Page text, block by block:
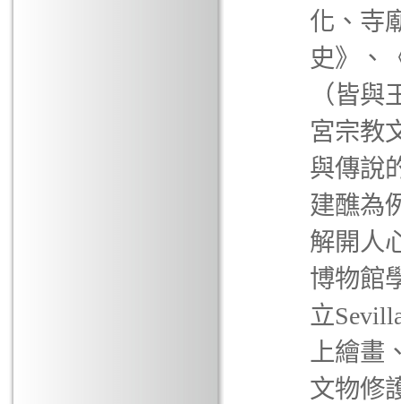
化、寺
史》、
（皆
宮宗教
與傳說
建醮為
解開人
博物館
立
上繪
文物修